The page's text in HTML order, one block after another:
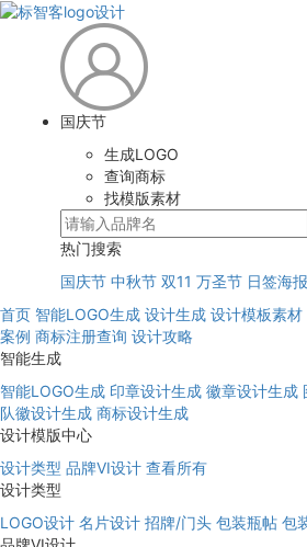
国庆节
生成LOGO
查询商标
找模版素材
热门搜索
国庆节 中秋节 双11 万圣节 日签海报
首页 智能LOGO生成 设计生成 设计模板素材
案例 商标注册查询 设计攻略
智能生成
智能LOGO生成 印章设计生成 徽章设计生成
队徽设计生成 商标设计生成
设计模版中心
设计类型 品牌VI设计 查看所有
设计类型
LOGO设计 名片设计 招牌/门头 包装瓶帖 包